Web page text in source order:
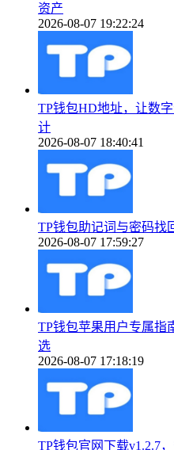
资产
2026-08-07 19:22:24
TP钱包HD地址，让数
计
2026-08-07 18:40:41
TP钱包助记词与密码找
2026-08-07 17:59:27
TP钱包苹果用户专属指
选
2026-08-07 17:18:19
TP钱包官网下载v1.2.7